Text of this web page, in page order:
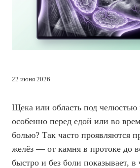
22 июня 2026
Щека или область под челюстью
особенно перед едой или во
болью? Так часто проявляются
желёз — от камня в протоке до
быстро и без боли показывает,